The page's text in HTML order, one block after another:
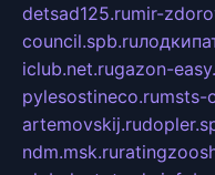
detsad125.rumir-
council.spb.ru
iclub.net.rugazon-
pylesostineco.rumsts-
artemovskij.ru
ndm.msk.ru